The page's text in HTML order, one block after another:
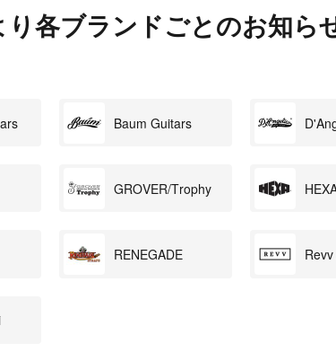
り各ブランドごとのお知ら
Baum Guitars
GROVER/Trophy
RENEGADE